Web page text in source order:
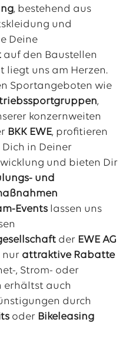
, bestehend aus
und
Deine
auf den Baustellen
liegt uns am Herzen.
Sportangeboten wie
,
konzernweiten
BKK EWE, profitieren
in Deiner
und bieten Dir
und
Eventslassen uns
der EWE AG
nur attraktive Rabatte
, Strom- oder
erhältst auch
durch
oder Bikeleasing